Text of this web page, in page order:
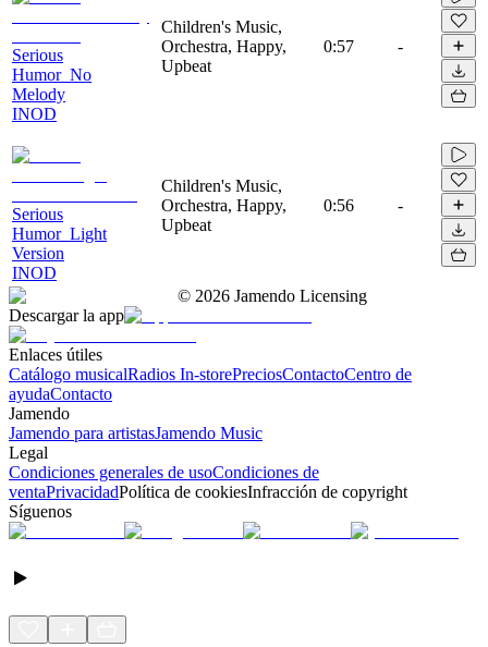
Serious
Humor_No
Melody
INOD
Children's Music,
Orchestra, Happy,
Upbeat
0:57 -
Serious
Humor_Light
Version
INOD
Children's Music,
Orchestra, Happy,
Upbeat
0:56 -
© 2026 Jamendo Licensing
Descargar la app
Enlaces útiles
Catálogo musicalRadios In-storePreciosContactoCentro de
ayudaContacto
Jamendo
Jamendo para artistasJamendo Music
Legal
Condiciones generales de usoCondiciones de
ventaPrivacidadPolítica de cookiesInfracción de copyright
Síguenos